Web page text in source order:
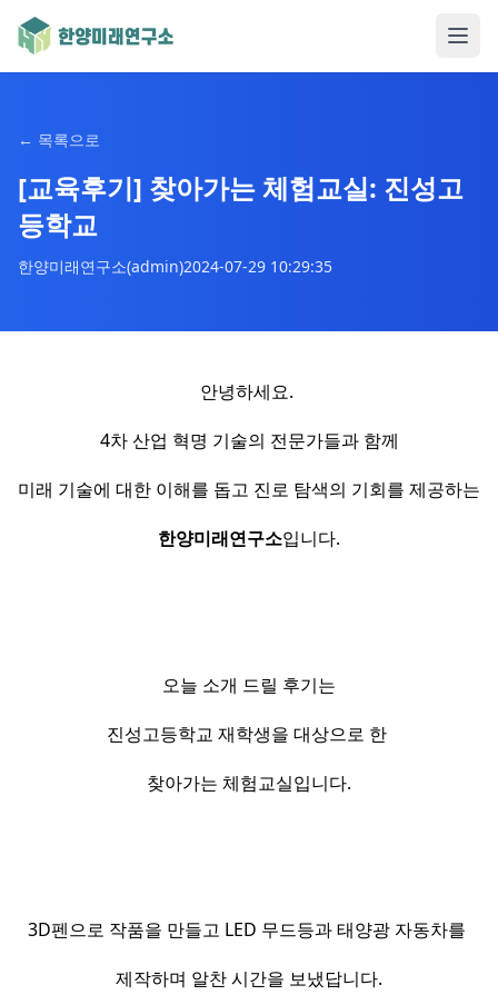
← 목록으로
[교육후기] 찾아가는 체험교실: 진성고
등학교
한양미래연구소(admin)2024-07-29 10:29:35
안녕하세요.
4차 산업 혁명 기술의 전문가들과 함께
미래 기술에 대한 이해를 돕고 진로 탐색의 기회를 제공하는
한양미래연구소입니다.
오늘 소개 드릴 후기는
진성고등학교 재학생을 대상으로 한
찾아가는 체험교실입니다.
3D펜으로 작품을 만들고 LED 무드등과 태양광 자동차를
제작하며 알찬 시간을 보냈답니다.